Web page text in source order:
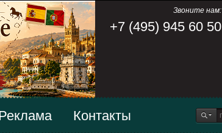
Звоните нам:
+7 (495) 945 60 50
Контакты